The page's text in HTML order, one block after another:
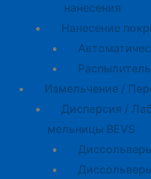
нанесения
Нанесение
Измельчение /
Дисперсия /
мельницы BEVS